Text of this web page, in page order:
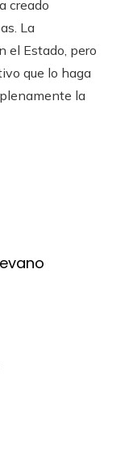
creado
La
el Estado, pero
que lo haga
la